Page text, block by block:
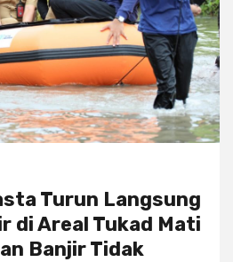
Turun Langsung
di Areal Tukad Mati
Banjir Tidak